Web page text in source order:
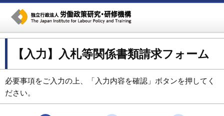
【入力】入札等関係書類請求フォーム
必要事項をご入力の上、「入力内容を確認」ボタンを押してく
ださい。